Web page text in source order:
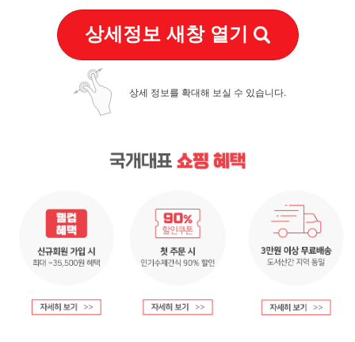
상세정보 새창 열기
상세 정보를 확대해 보실 수 있습니다.